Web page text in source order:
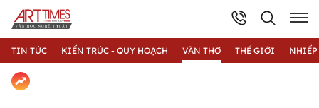
TIN TỨC KIẾN TRÚC - QUY HOẠCH VĂN THƠ THẾ GIỚI